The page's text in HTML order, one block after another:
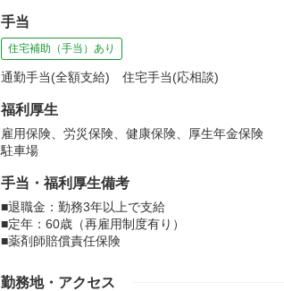
手当
住宅補助（手当）あり
通勤手当(全額支給) 住宅手当(応相談)
福利厚生
雇用保険、労災保険、健康保険、厚生年金保険
駐車場
手当・福利厚生備考
■退職金：勤務3年以上で支給
■定年：60歳（再雇用制度有り）
■薬剤師賠償責任保険
勤務地・アクセス